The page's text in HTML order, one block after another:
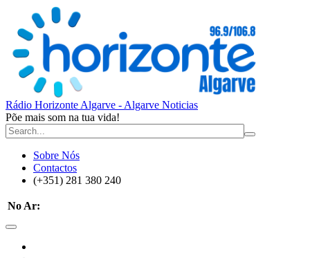
Rádio Horizonte Algarve - Algarve Noticias
Põe mais som na tua vida!
Sobre Nós
Contactos
(+351) 281 380 240
No Ar: